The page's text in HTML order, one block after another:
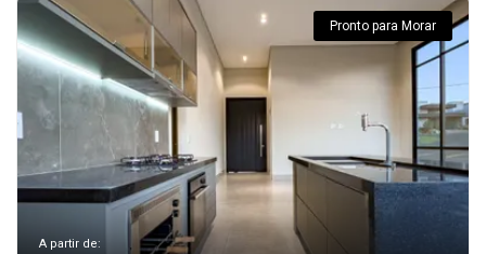
Pronto para Morar
A partir de: